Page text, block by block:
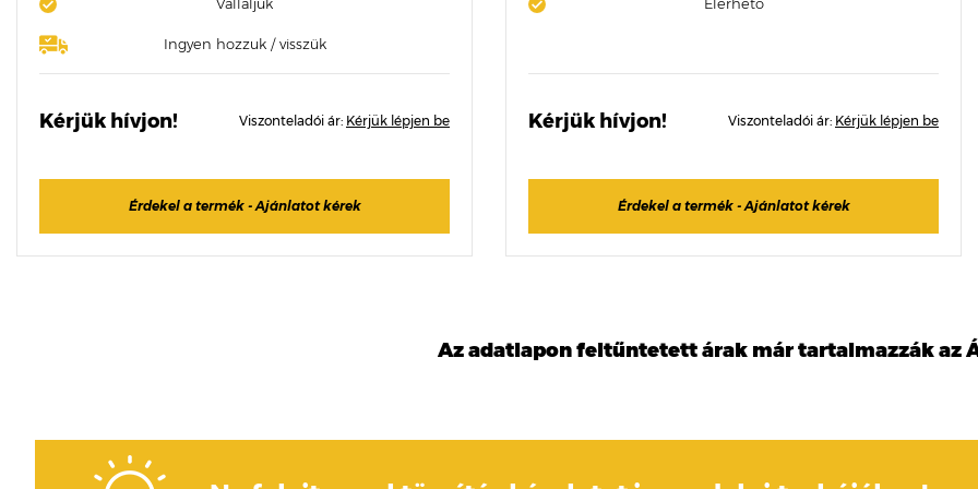
Ingyen hozzuk / visszük
Kérjük hívjon! Viszonteladói ár: Kérjük lépjen be
Érdekel a termék - Ajánlatot kérek
Kérjük hívjon! Viszonteladói ár: Kérjük lépjen be
Érdekel a termék - Ajánlatot kérek
Az adatlapon feltűntetett árak már tartalmazzák az